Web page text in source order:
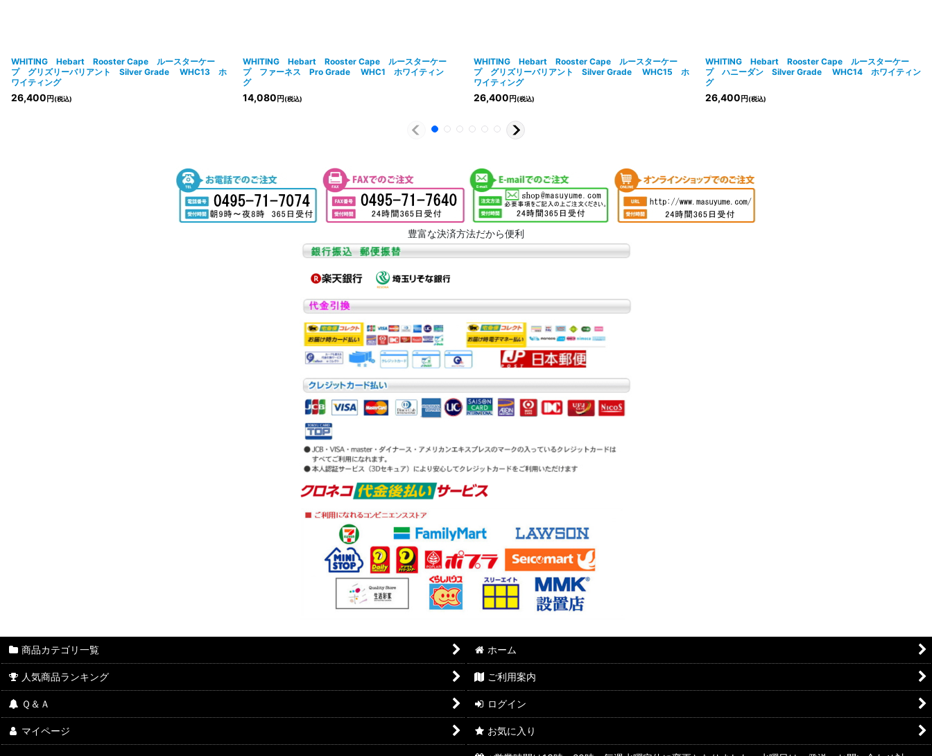
WHITING Hebart Rooster Cape ルースターケー
プ グリズリーバリアント Silver Grade WHC13 ホ
ワイティング
26,400 円(税込)
WHITING Hebart Rooster Cape ルースターケー
プ ファーネス Pro Grade WHC1 ホワイティン
グ
14,080 円(税込)
WHITING Hebart Rooster Cape ルースターケー
プ グリズリーバリアント Silver Grade WHC15 ホ
ワイティング
26,400 円(税込)
WHITING Hebart Rooster Cape ルースターケー
プ ハニーダン Silver Grade WHC14 ホワイティン
グ
26,400 円(税込)
豊富な決済方法だから便利
商品カテゴリ一覧 ホーム
人気商品ランキング ご利用案内
Ｑ＆Ａ ログイン
マイページ お気に入り